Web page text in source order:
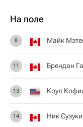
На поле
8 Майк
11 Брендан
13 Коул
14 Ник Сузуки